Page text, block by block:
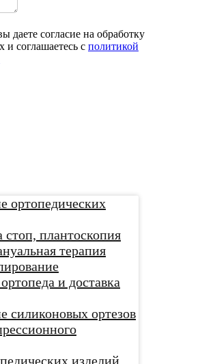
даете согласие на обработку
и соглашаетесь c политикой
ортопедических
стоп, плантоскопия
терапия
и доставка
силиконовых ортезов
изделий